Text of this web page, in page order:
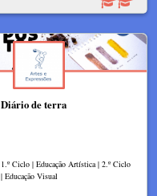
Diário de terra
1.º Ciclo | Educação Artística | 2.º Ciclo
| Educação Visual